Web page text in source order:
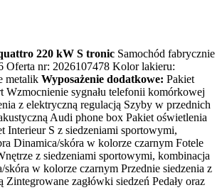
220 kW S tronic Samochód fabrycznie
Oferta nr: 2026107478 Kolor lakieru:
metalik Wyposażenie dodatkowe: Pakiet
Wzmocnienie sygnału telefonii komórkowej
z elektryczną regulacją Szyby w przednich
Audi phone box Pakiet oświetlenia
Interieur S z siedzeniami sportowymi,
Dinamica/skóra w kolorze czarnym Fotele
z siedzeniami sportowymi, kombinacja
w kolorze czarnym Przednie siedzenia z
Zintegrowane zagłówki siedzeń Pedały oraz